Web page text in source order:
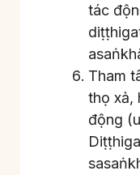
tác
Tham
thọ xả,
động